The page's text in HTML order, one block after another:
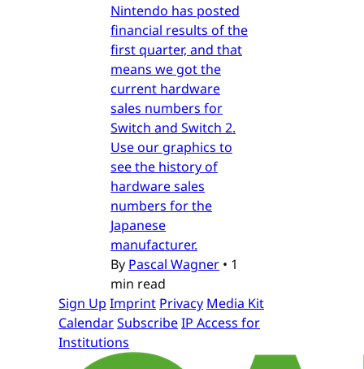
Nintendo has posted
financial results of the
first quarter, and that
means we got the
current hardware
sales numbers for
Switch and Switch 2.
Use our graphics to
see the history of
hardware sales
numbers for the
Japanese
manufacturer.
By Pascal Wagner • 1
min read
Sign Up Imprint Privacy Media Kit
CalendarSubscribeIP Access for
Institutions